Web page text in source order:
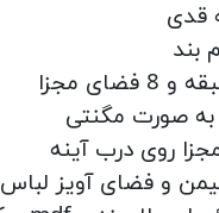
قدی
صورت مگنتی
و فضای آویز لباس